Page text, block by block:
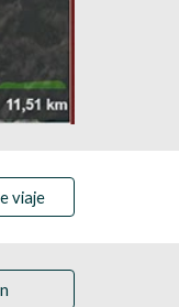
viaje